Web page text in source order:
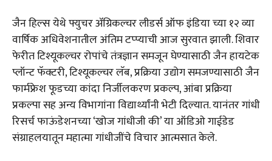
जैन हिल्स येथे फ्युचर ॲग्रिकल्चर लीडर्स ऑफ इंडिया च्या १२ व्या
वार्षिक अधिवेशनातील अंतिम टप्प्याची आज सुरवात झाली. शिवार
फेरीत टिश्यूकल्चर रोपांचे तंत्रज्ञान समजून घेण्यासाठी जैन हायटेक
प्लॉन्ट फॅक्टरी, टिश्यूकल्चर लॅब, प्रक्रिया उद्योग समजण्यासाठी जैन
फार्मफ्रेश फूडच्या कांदा निर्जीलकरण प्रकल्प, आंबा प्रक्रिया
प्रकल्पा सह अन्य विभागांना विद्यार्थ्यांनी भेटी दिल्यात. यानंतर गांधी
रिसर्च फाऊंडेशनच्या ‘खोज गांधीजी की’ या ऑडिओ गाईडेड
संग्राहलयातून महात्मा गांधीजींचे विचार आत्मसात केले.